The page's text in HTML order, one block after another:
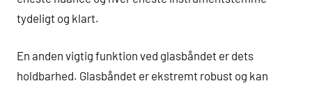
tydeligt og klart.
En anden vigtig funktion ved glasbåndet er dets
holdbarhed. Glasbåndet er ekstremt robust og kan